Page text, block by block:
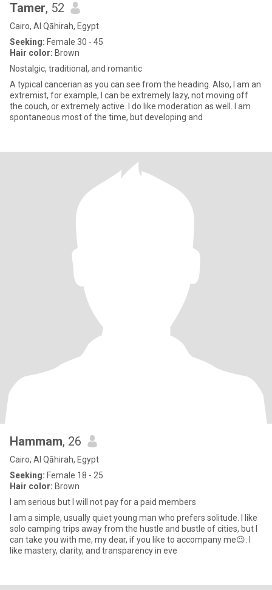
Tamer, 52
Cairo, Al Qāhirah, Egypt
Seeking: Female 30 - 45
Hair color: Brown
Nostalgic, traditional, and romantic
A typical cancerian as you can see from the heading. Also, I am an
extremist, for example, I can be extremely lazy, not moving off
the couch, or extremely active. I do like moderation as well. I am
spontaneous most of the time, but developing and
Hammam, 26
Cairo, Al Qāhirah, Egypt
Seeking: Female 18 - 25
Hair color: Brown
I am serious but I will not pay for a paid members
I am a simple, usually quiet young man who prefers solitude. I like
solo camping trips away from the hustle and bustle of cities, but I
can take you with me, my dear, if you like to accompany me😉. I
like mastery, clarity, and transparency in eve